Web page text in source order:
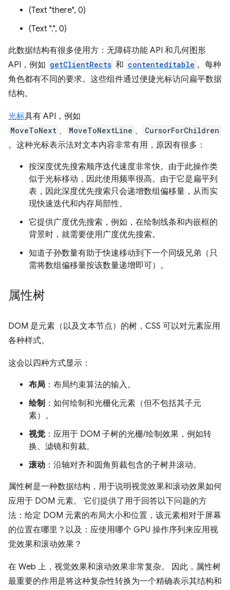
(Text "there", 0)
(Text ".", 0)
此数据结构有很多使用方：无障碍功能 API 和几何图形
API，例如 getClientRects 和 contenteditable 。每种
角色都有不同的要求。这些组件通过便捷光标访问扁平数据
结构。
光标具有 API，例如
MoveToNext 、 MoveToNextLine 、 CursorForChildren
。这种光标表示法对文本内容非常有用，原因有很多：
按深度优先搜索顺序迭代速度非常快。由于此操作类
似于光标移动，因此使用频率很高。由于它是扁平列
表，因此深度优先搜索只会递增数组偏移量，从而实
现快速迭代和内存局部性。
它提供广度优先搜索，例如，在绘制线条和内嵌框的
背景时，就需要使用广度优先搜索。
知道子孙数量有助于快速移动到下一个同级兄弟（只
需将数组偏移量按该数量递增即可）。
属性树
DOM 是元素（以及文本节点）的树，CSS 可以对元素应用
各种样式。
这会以四种方式显示：
布局 ：布局约束算法的输入。
绘制 ：如何绘制和光栅化元素（但不包括其子元
素）。
视觉 ：应用于 DOM 子树的光栅/绘制效果，例如转
换、滤镜和剪裁。
滚动 ：沿轴对齐和圆角剪裁包含的子树并滚动。
属性树是一种数据结构，用于说明视觉效果和滚动效果如何
应用于 DOM 元素。 它们提供了用于回答以下问题的方
法：给定 DOM 元素的布局大小和位置，该元素相对于屏幕
的位置在哪里？以及：应使用哪个 GPU 操作序列来应用视
觉效果和滚动效果？
在 Web 上，视觉效果和滚动效果非常复杂。 因此，属性树
最重要的作用是将这种复杂性转换为一个精确表示其结构和